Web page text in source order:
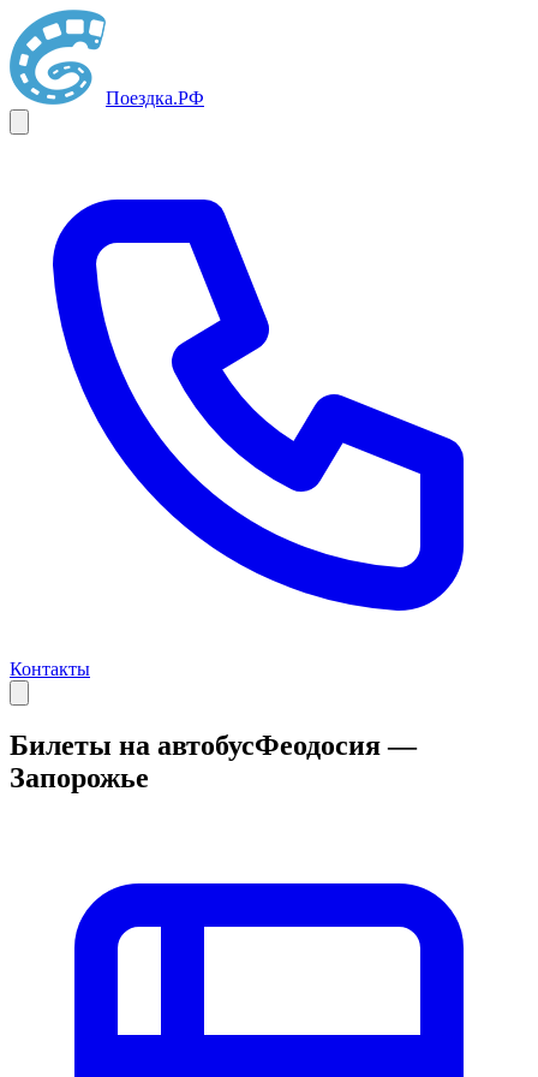
Поездка.РФ
Контакты
Билеты на автобусФеодосия —
Запорожье